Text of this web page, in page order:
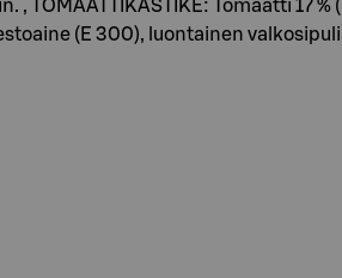
Tomaatti 17 %
(E 300), luontainen